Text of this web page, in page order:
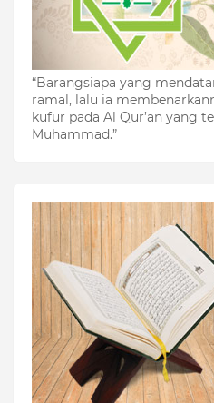
“Barangsiapa yang
ramal, lalu ia
kufur pada Al Qur’an yang
Muhammad.”